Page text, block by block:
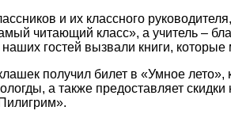
и их классного руководителя,
читающий класс», а учитель –
гостей вызвали книги,
получил билет в «Умное лето»,
а также предоставляет